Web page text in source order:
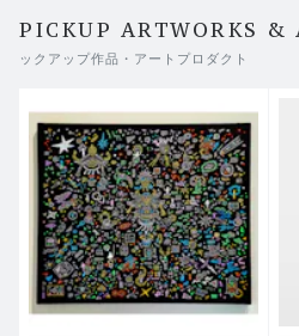
PICKUP ARTWORKS &
ックアップ作品・アートプロダクト